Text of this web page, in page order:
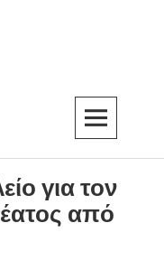
για τον
από